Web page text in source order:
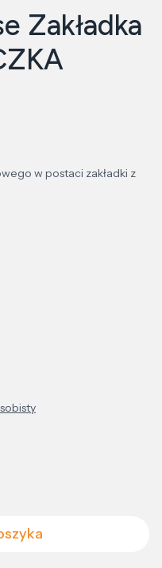
Zakładka
w postaci zakładki z